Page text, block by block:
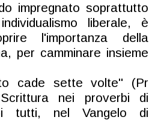
impregnato soprattutto
liberale, è
l'importanza della
, per camminare insieme
cade sette volte" (Pr
nei proverbi di
tutti, nel Vangelo di